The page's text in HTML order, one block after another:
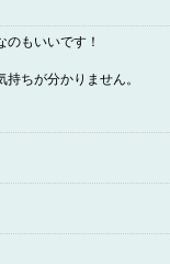
もいいです！
ちが分かりません。